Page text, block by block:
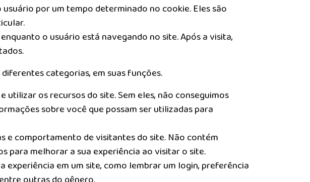
por um tempo determinado no cookie. Eles são
o usuário está navegando no site. Após a visita,
categorias, em suas funções.
utilizar os recursos do site. Sem eles, não conseguimos
sobre você que possam ser utilizadas para
e comportamento de visitantes do site. Não contém
para melhorar a sua experiência ao visitar o site.
em um site, como lembrar um login, preferência